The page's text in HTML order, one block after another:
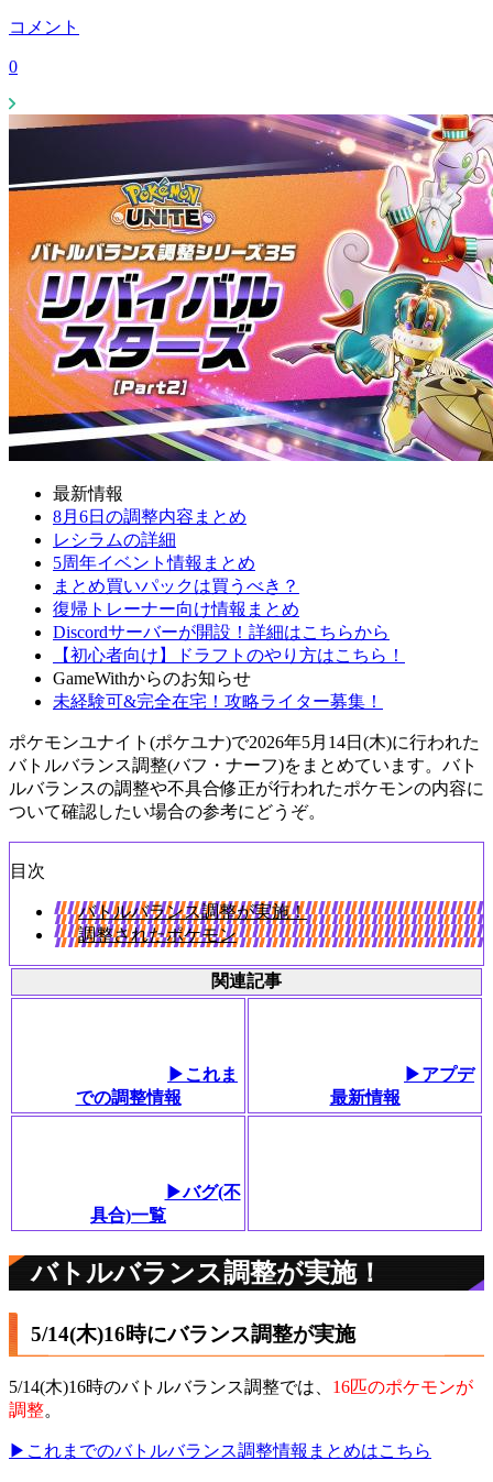
コメント
0
最新情報
8月6日の調整内容まとめ
レシラムの詳細
5周年イベント情報まとめ
まとめ買いパックは買うべき？
復帰トレーナー向け情報まとめ
Discordサーバーが開設！詳細はこちらから
【初心者向け】ドラフトのやり方はこちら！
GameWithからのお知らせ
未経験可&完全在宅！攻略ライター募集！
ポケモンユナイト(ポケユナ)で2026年5月14日(木)に行われた
バトルバランス調整(バフ・ナーフ)をまとめています。バト
ルバランスの調整や不具合修正が行われたポケモンの内容に
ついて確認したい場合の参考にどうぞ。
目次
バトルバランス調整が実施！
調整されたポケモン
関連記事
▶これま
での調整情報
▶アプデ
最新情報
▶バグ(不
具合)一覧
バトルバランス調整が実施！
5/14(木)16時にバランス調整が実施
5/14(木)16時のバトルバランス調整では、 16匹のポケモンが
調整。
▶これまでのバトルバランス調整情報まとめはこちら